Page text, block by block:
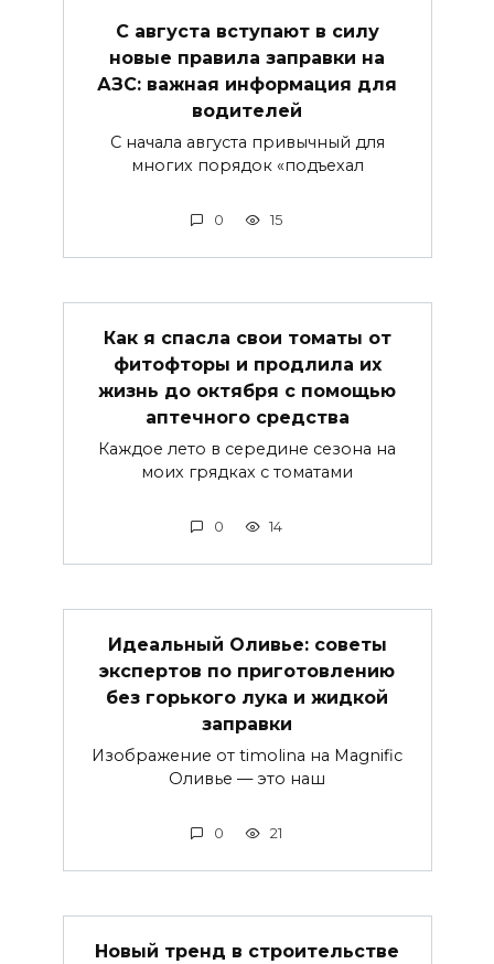
С августа вступают в силу
новые правила заправки на
АЗС: важная информация для
водителей
С начала августа привычный для
многих порядок «подъехал
0 15
Как я спасла свои томаты от
фитофторы и продлила их
жизнь до октября с помощью
аптечного средства
Каждое лето в середине сезона на
моих грядках с томатами
0 14
Идеальный Оливье: советы
экспертов по приготовлению
без горького лука и жидкой
заправки
Изображение от timolina на Magnific
Оливье — это наш
0 21
Новый тренд в строительстве